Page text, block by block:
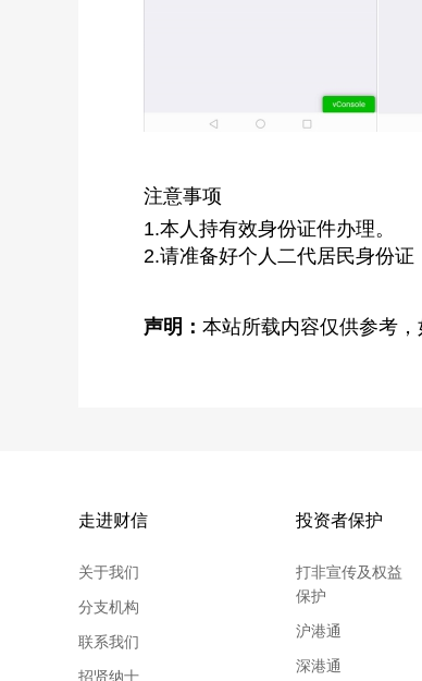
注意事项
1.本人持有效身份证件办理。
2.请准备好个人二代居民身份证
声明： 本站所载内容仅供参考
走进财信
关于我们
分支机构
联系我们
招贤纳士
投资者保护
打非宣传及权益
保护
沪港通
深港通